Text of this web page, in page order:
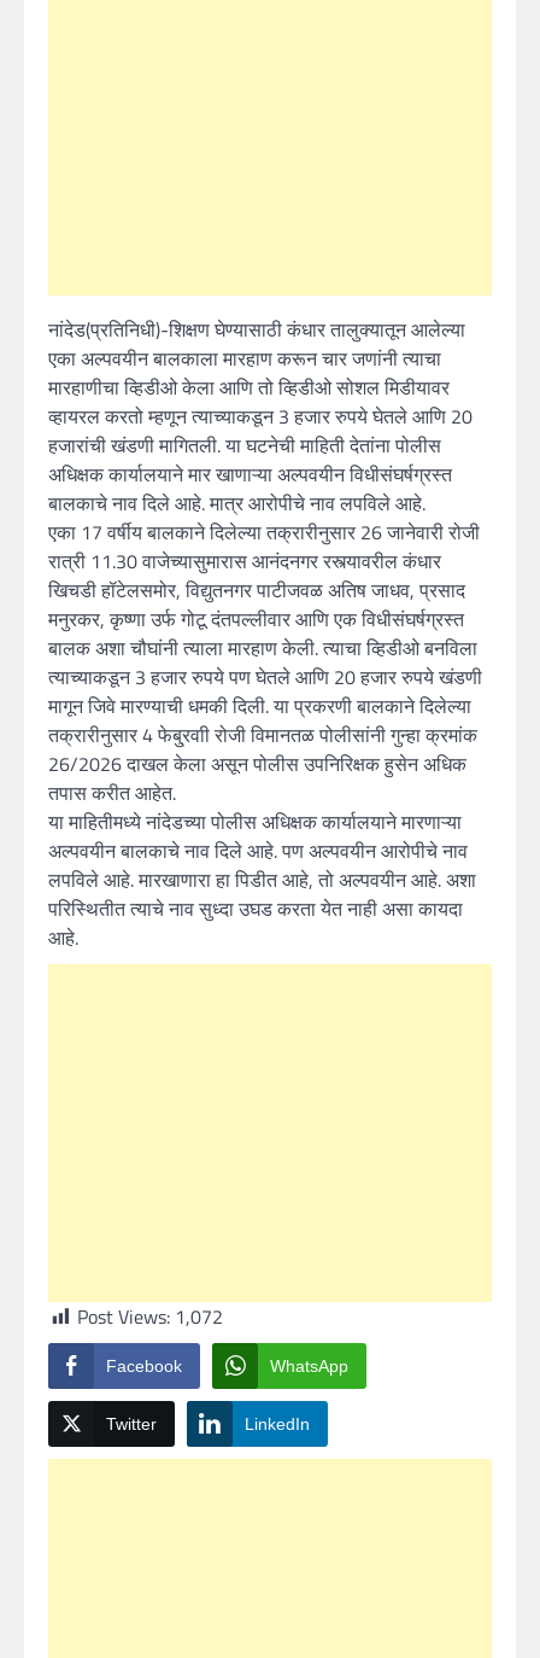
नांदेड(प्रतिनिधी)-शिक्षण घेण्यासाठी कंधार तालुक्यातून आलेल्या
एका अल्पवयीन बालकाला मारहाण करून चार जणांनी त्याचा
मारहाणीचा व्हिडीओ केला आणि तो व्हिडीओ सोशल मिडीयावर
व्हायरल करतो म्हणून त्याच्याकडून 3 हजार रुपये घेतले आणि 20
हजारांची खंडणी मागितली. या घटनेची माहिती देतांना पोलीस
अधिक्षक कार्यालयाने मार खाणाऱ्या अल्पवयीन विधीसंघर्षग्रस्त
बालकाचे नाव दिले आहे. मात्र आरोपीचे नाव लपविले आहे.
एका 17 वर्षीय बालकाने दिलेल्या तक्रारीनुसार 26 जानेवारी रोजी
रात्री 11.30 वाजेच्यासुमारास आनंदनगर रस्त्यावरील कंधार
खिचडी हॉटेलसमोर, विद्युतनगर पाटीजवळ अतिष जाधव, प्रसाद
मनुरकर, कृष्णा उर्फ गोटू दंतपल्लीवार आणि एक विधीसंघर्षग्रस्त
बालक अशा चौघांनी त्याला मारहाण केली. त्याचा व्हिडीओ बनविला
त्याच्याकडून 3 हजार रुपये पण घेतले आणि 20 हजार रुपये खंडणी
मागून जिवे मारण्याची धमकी दिली. या प्रकरणी बालकाने दिलेल्या
तक्रारीनुसार 4 फेबु्रवाी रोजी विमानतळ पोलीसांनी गुन्हा क्रमांक
26/2026 दाखल केला असून पोलीस उपनिरिक्षक हुसेन अधिक
तपास करीत आहेत.
या माहितीमध्ये नांदेडच्या पोलीस अधिक्षक कार्यालयाने मारणाऱ्या
अल्पवयीन बालकाचे नाव दिले आहे. पण अल्पवयीन आरोपीचे नाव
लपविले आहे. मारखाणारा हा पिडीत आहे, तो अल्पवयीन आहे. अशा
परिस्थितीत त्याचे नाव सुध्दा उघड करता येत नाही असा कायदा
आहे.
Post Views: 1,072
Facebook WhatsApp
Twitter LinkedIn